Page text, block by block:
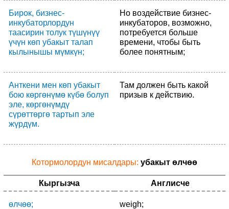
Бирок, бизнес-
инкубаторлордун
таасирин толук түшүнүү
үчүн көп убакыт талап
кылынышы мүмкүн;
Но воздействие бизнес-
инкубаторов, возможно,
потребуется больше
времени, чтобы быть
более понятным;
Анткени мен көп убакыт
бою көргөнүмө күбө болуп
эле, көргөнүмдү
сүрөттөргө тартып эле
жүрдүм.
Там должен быть какой
призыв к действию.
Котормолордун мисалдары: убакыт өлчөө
Кыргызча Англисче
өлчөө; weigh;